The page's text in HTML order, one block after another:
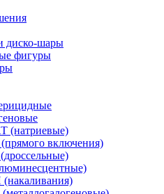
диско-шары
фигуры
(натриевые)
включения)